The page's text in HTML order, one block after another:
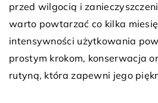
przed wilgocią i
warto powtarzać co kilka
intensywności użytkowania
prostym krokom, konserwacja
rutyną, która zapewni jego